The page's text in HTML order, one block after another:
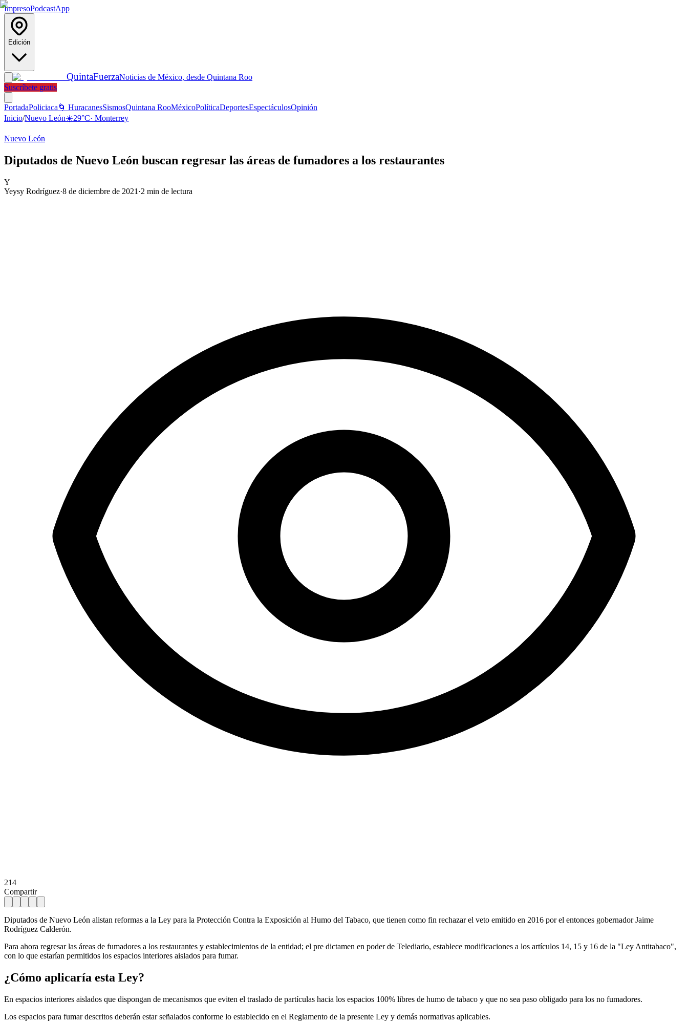
ImpresoPodcastApp
Edición
QuintaFuerzaNoticias de México, desde Quintana Roo
Suscríbete gratis
PortadaPoliciaca 🌀 HuracanesSismosQuintana RooMéxicoPolíticaDeportesEspectáculosOpinión
Inicio/Nuevo León☀️29°C· Monterrey
Nuevo León
Diputados de Nuevo León buscan regresar las áreas de fumadores a los restaurantes
Y
Yeysy Rodríguez·8 de diciembre de 2021 ·2 min de lectura
214
Compartir
Diputados de Nuevo León alistan reformas a la Ley para la Protección Contra la Exposición al Humo del Tabaco, que tienen como fin rechazar el veto emitido en 2016 por el entonces gobernador Jaime
Rodríguez Calderón.
Para ahora regresar las áreas de fumadores a los restaurantes y establecimientos de la entidad; el pre dictamen en poder de Telediario, establece modificaciones a los artículos 14, 15 y 16 de la "Ley Antitabaco",
con lo que estarían permitidos los espacios interiores aislados para fumar.
¿Cómo aplicaría esta Ley?
En espacios interiores aislados que dispongan de mecanismos que eviten el traslado de partículas hacia los espacios 100% libres de humo de tabaco y que no sea paso obligado para los no fumadores.
Los espacios para fumar descritos deberán estar señalados conforme lo establecido en el Reglamento de la presente Ley y demás normativas aplicables.